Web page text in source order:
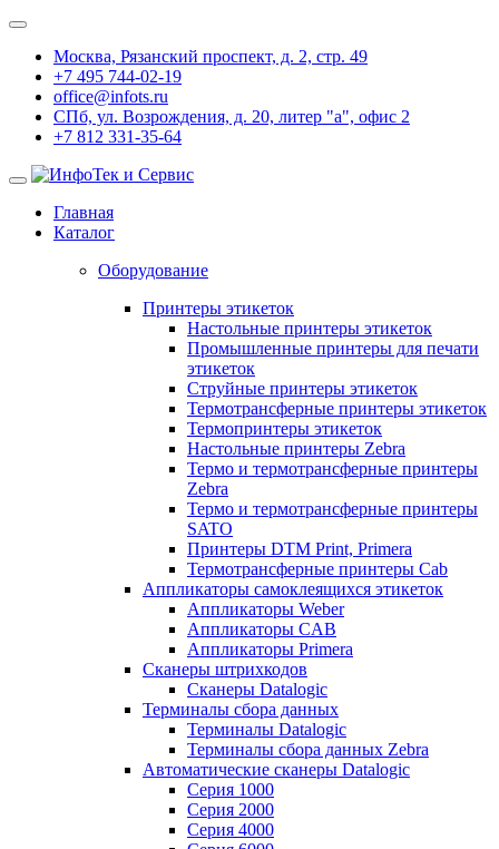
Москва, Рязанский проспект, д. 2, стр. 49
+7 495 744-02-19
office@infots.ru
СПб, ул. Возрождения, д. 20, литер "a", офис 2
+7 812 331-35-64
Главная
Каталог
Оборудование
Принтеры этикеток
Настольные принтеры этикеток
Промышленные принтеры для печати
этикеток
Струйные принтеры этикеток
Термотрансферные принтеры этикеток
Термопринтеры этикеток
Настольные принтеры Zebra
Термо и термотрансферные принтеры
Zebra
Термо и термотрансферные принтеры
SATO
Принтеры DTM Print, Primera
Термотрансферные принтеры Cab
Аппликаторы самоклеящихся этикеток
Аппликаторы Weber
Аппликаторы CAB
Аппликаторы Primera
Сканеры штрихкодов
Сканеры Datalogic
Терминалы сбора данных
Терминалы Datalogic
Терминалы сбора данных Zebra
Автоматические сканеры Datalogic
Серия 1000
Серия 2000
Серия 4000